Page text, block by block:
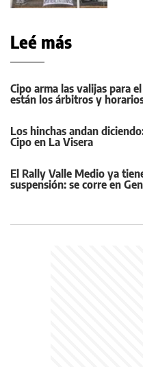
Leé más
Cipo arma las valijas para
están los árbitros y
Los hinchas andan
Cipo en La Visera
El Rally Valle Medio ya
suspensión: se corre en